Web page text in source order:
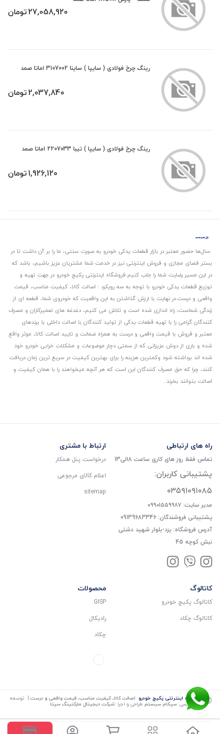
27,058,920تومان
رینگ چرخ فولادی ( سایپا ) ساینا 3107002 اماتا صمد
2,037,840تومان
رینگ چرخ فولادی ( سایپا ) تیبا 2207033 اماتا صمد
1,926,120تومان
سال‌ها حضور معتبر در بازار قطعات یدکی خودرو به صورت سنتی، ما را بر آن داشت تا در
بستر فضای مجازی و فروش اینترنتی نیز در خدمت شما مشتریان عزیز باشیم، باشد که
در این مسیر رضایت شما را جلب کنیم.فروشگاه اینترنتی پکیج خودرو در جهت تهیه و
توزیع قطعات یدکی خودرو با توجه به سه رویکرد : اصالت کالا، کیفیت مناسب، قیمت
واقعی و درست.در نهایت با ارزش گذاشتن به این واقعیت که خودروی شما، قطعه ای از
زندگی شماست، راه اندازی شده است و تلاش می کنیم، دغدغه های تعمیرکاران و مصرف
کنندگان گرامی را با تهیه قطعات یدکی از تولید کنندگان با اصالت داخلی با برندهای
معتبر و فروش با قیمت واقعی و درست به همراه ضمانت و تایید اصالت کالا، موثر واقع
شده و باری از دوش عزیزانی که از سمتی دچار موضوعات و مشکلات خرابی خودرو خود
شده اند برداشته شود و‌کمترین هزینه را برای بهترین کیفیت در سریع ترین زمان دریافت
کنند، چرا که حق مصرف کنندگان این است که هر آنچه میخواهند را با همان کیفیت و
اصالت بتوانند بخرند..
راه های ارتباطی
تماس فقط روز های کاری ساعت 8الی13
پشتیبانی کاربران:
۰۳۵۹۱۰۹۱۰۸۵
مدیر سایت: ۰۹۹۰۱۵۵۹۹۸۷
پشتیبانی فروشندگان: 09139683346
آدرس فروشگاه: یزد-بلوار شهید دشتی
نبش کوچه 45
ارتباط با مشتری
درخواست پنل همکار
اعلام کالای مرجوعی
sitemap
کاتالوگ
کاتالوگ پکیج خودرو
کاتالوگ چکاد
محصولات
GISP
رادیکال
چکاد
© فروشگاه اینترنتی پکیج خودرو اصالت کالا، کیفیت مناسب، قیمت واقعی و درست | توسعه
و کد نویسی: سپکام سیستم طراحی و اجرا :شرکت دیجیتال مارکتینگ سپتا